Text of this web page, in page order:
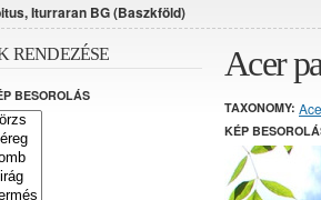
Iturraran BG (Baszkföld)
Acer
TAXONOMY:
KÉP
RENDEZÉSE
BESOROLÁS